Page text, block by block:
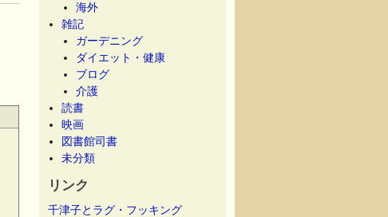
海外
雑記
ガーデニング
ダイエット・健康
ブログ
介護
読書
映画
図書館司書
未分類
リンク
千津子とラグ・フッキング